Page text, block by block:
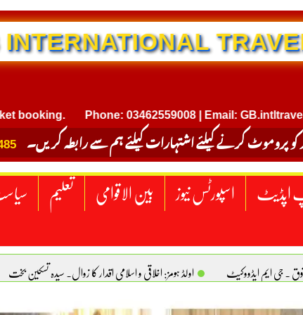
TRAVEL
Phone: 03462559008 | Email:
کو پروموٹ کرنے کیلئے اشتہارات کیلئے ہم سے رابطہ کریں۔
اپڈیٹ اسپورٹس نیوز بین الاقوامی تعلیم
. جی ایم ایڈووکیٹ اولڈ ہومز: اخلاقی و اسلامی اقدار کا زوال. سیدہ تسکین بخت